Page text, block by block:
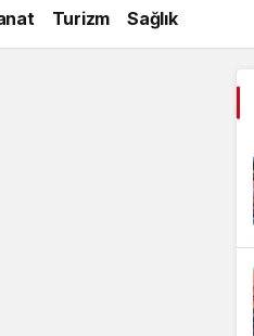
Turizm Sağlık